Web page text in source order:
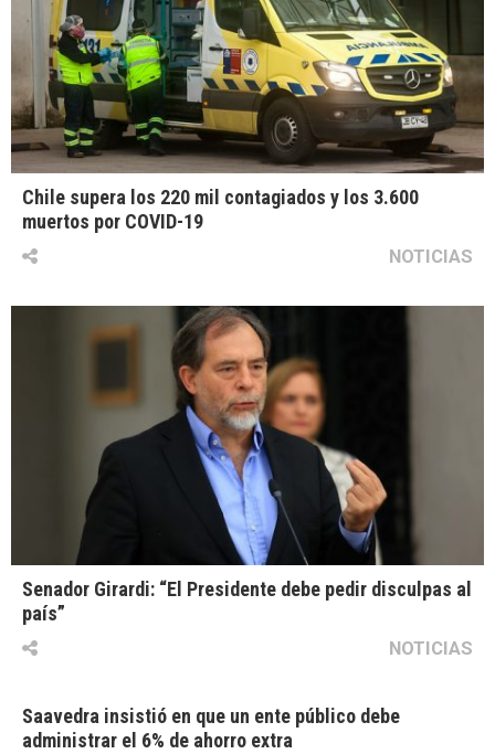
Chile supera los 220 mil contagiados y los 3.600
muertos por COVID-19
NOTICIAS
Senador Girardi: “El Presidente debe pedir disculpas al
país”
NOTICIAS
Saavedra insistió en que un ente público debe
administrar el 6% de ahorro extra